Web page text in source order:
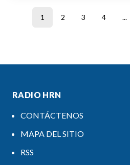
1 2 3 4 ...
RADIO HRN
CONTÁCTENOS
MAPA DEL SITIO
RSS